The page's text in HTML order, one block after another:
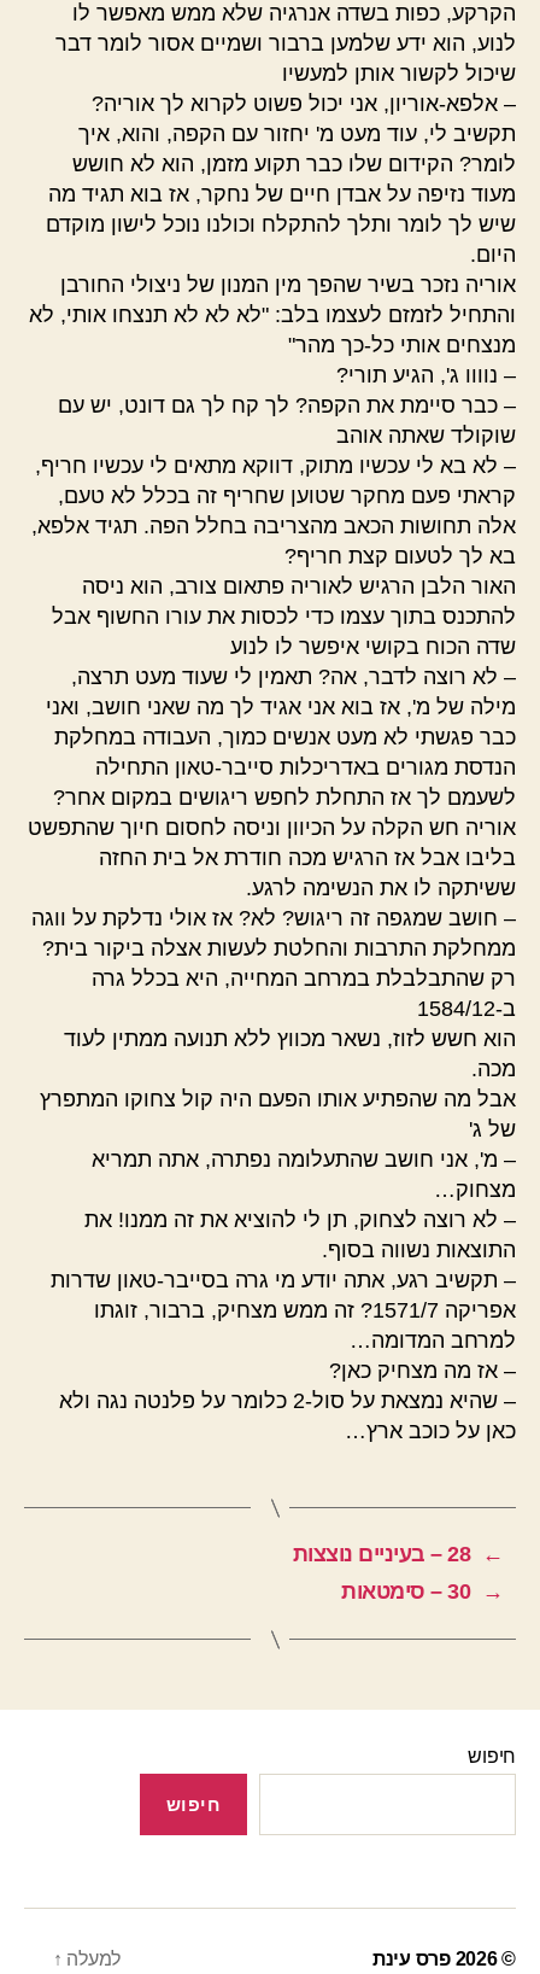
הקרקע, כפות בשדה אנרגיה שלא ממש מאפשר לו
לנוע, הוא ידע שלמען ברבור ושמיים אסור לומר דבר
שיכול לקשור אותן למעשיו
– אלפא-אוריון, אני יכול פשוט לקרוא לך אוריה?
תקשיב לי, עוד מעט מ' יחזור עם הקפה, והוא, איך
לומר? הקידום שלו כבר תקוע מזמן, הוא לא חושש
מעוד נזיפה על אבדן חיים של נחקר, אז בוא תגיד מה
שיש לך לומר ותלך להתקלח וכולנו נוכל לישון מוקדם
היום.
אוריה נזכר בשיר שהפך מין המנון של ניצולי החורבן
והתחיל לזמזם לעצמו בלב: "לא לא לא תנצחו אותי, לא
מנצחים אותי כל-כך מהר"
– נוווו ג', הגיע תורי?
– כבר סיימת את הקפה? לך קח לך גם דונט, יש עם
שוקולד שאתה אוהב
– לא בא לי עכשיו מתוק, דווקא מתאים לי עכשיו חריף,
קראתי פעם מחקר שטוען שחריף זה בכלל לא טעם,
אלה תחושות הכאב מהצריבה בחלל הפה. תגיד אלפא,
בא לך לטעום קצת חריף?
האור הלבן הרגיש לאוריה פתאום צורב, הוא ניסה
להתכנס בתוך עצמו כדי לכסות את עורו החשוף אבל
שדה הכוח בקושי איפשר לו לנוע
– לא רוצה לדבר, אה? תאמין לי שעוד מעט תרצה,
מילה של מ', אז בוא אני אגיד לך מה שאני חושב, ואני
כבר פגשתי לא מעט אנשים כמוך, העבודה במחלקת
הנדסת מגורים באדריכלות סייבר-טאון התחילה
לשעמם לך אז התחלת לחפש ריגושים במקום אחר?
אוריה חש הקלה על הכיוון וניסה לחסום חיוך שהתפשט
בליבו אבל אז הרגיש מכה חודרת אל בית החזה
ששיתקה לו את הנשימה לרגע.
– חושב שמגפה זה ריגוש? לא? אז אולי נדלקת על ווגה
ממחלקת התרבות והחלטת לעשות אצלה ביקור בית?
רק שהתבלבלת במרחב המחייה, היא בכלל גרה
ב-1584/12
הוא חשש לזוז, נשאר מכווץ ללא תנועה ממתין לעוד
מכה.
אבל מה שהפתיע אותו הפעם היה קול צחוקו המתפרץ
של ג'
– מ', אני חושב שהתעלומה נפתרה, אתה תמריא
מצחוק…
– לא רוצה לצחוק, תן לי להוציא את זה ממנו! את
התוצאות נשווה בסוף.
– תקשיב רגע, אתה יודע מי גרה בסייבר-טאון שדרות
אפריקה 1571/7? זה ממש מצחיק, ברבור, זוגתו
למרחב המדומה…
– אז מה מצחיק כאן?
– שהיא נמצאת על סול-2 כלומר על פלנטה נגה ולא
כאן על כוכב ארץ…
←
28 – בעיניים נוצצות
→
30 – סימטאות
חיפוש
חיפוש
© 2026 פרס עינת למעלה ↑